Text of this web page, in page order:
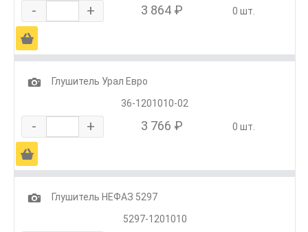
- + 3 864 ₽ 0 шт.
Ä
1
Глушитель Урал Евро
36-1201010-02
- + 3 766 ₽ 0 шт.
Ä
1
Глушитель НЕФАЗ 5297
5297-1201010